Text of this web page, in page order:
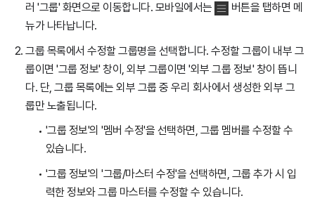
러 '그룹' 화면으로 이동합니다. 모바일에서는
버튼을 탭하면 메
뉴가 나타납니다.
그룹 목록에서 수정할 그룹명을 선택합니다. 수정할 그룹이 내부 그
룹이면 '그룹 정보' 창이, 외부 그룹이면 '외부 그룹 정보' 창이 뜹니
다. 단, 그룹 목록에는 외부 그룹 중 우리 회사에서 생성한 외부 그
룹만 노출됩니다.
'그룹 정보'의 '멤버 수정'을 선택하면, 그룹 멤버를 수정할 수
있습니다.
'그룹 정보'의 '그룹/마스터 수정'을 선택하면, 그룹 추가 시 입
력한 정보와 그룹 마스터를 수정할 수 있습니다.